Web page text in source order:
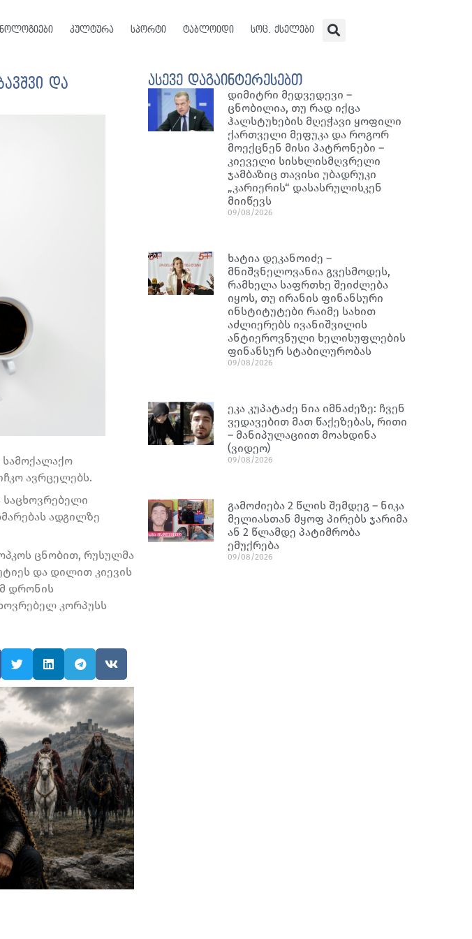
კულტურა სპორტი ტაბლოიდი სოც. ქსელები
და
სამოქალაქო
ავრცელებს.
საცხოვრებელი
ადგილზე
ცნობით, რუსულმა
და დილით კიევის
დრონის
კორპუსს
ასევე დაგაინტერესებთ
დიმიტრი მედვედევი –
ცნობილია, თუ რად იქცა
ჰალსტუხების მღეჭავი ყოფილი
ქართველი მეფუკა და როგორ
მოექცნენ მისი პატრონები –
კიეველი სისხლისმღვრელი
ჯამბაზიც თავისი უბადრუკი
„კარიერის“ დასასრულისკენ
მიიწევს
09/08/2026
ხატია დეკანოიძე –
მნიშვნელოვანია გვესმოდეს,
რამხელა საფრთხე შეიძლება
იყოს, თუ ირანის ფინანსური
ინსტიტუტები რაიმე სახით
აძლიერებს ივანიშვილის
ანტიეროვნული ხელისუფლების
ფინანსურ სტაბილურობას
09/08/2026
ეკა კუპატაძე ნია იმნაძეზე: ჩვენ
ვედავებით მათ წაქეზებას, რითი
– მანიპულაციით მოახდინა
(ვიდეო)
09/08/2026
გამოძიება 2 წლის შემდეგ – ნიკა
მელიასთან მყოფ პირებს ჯარიმა
ან 2 წლამდე პატიმრობა
ემუქრება
09/08/2026